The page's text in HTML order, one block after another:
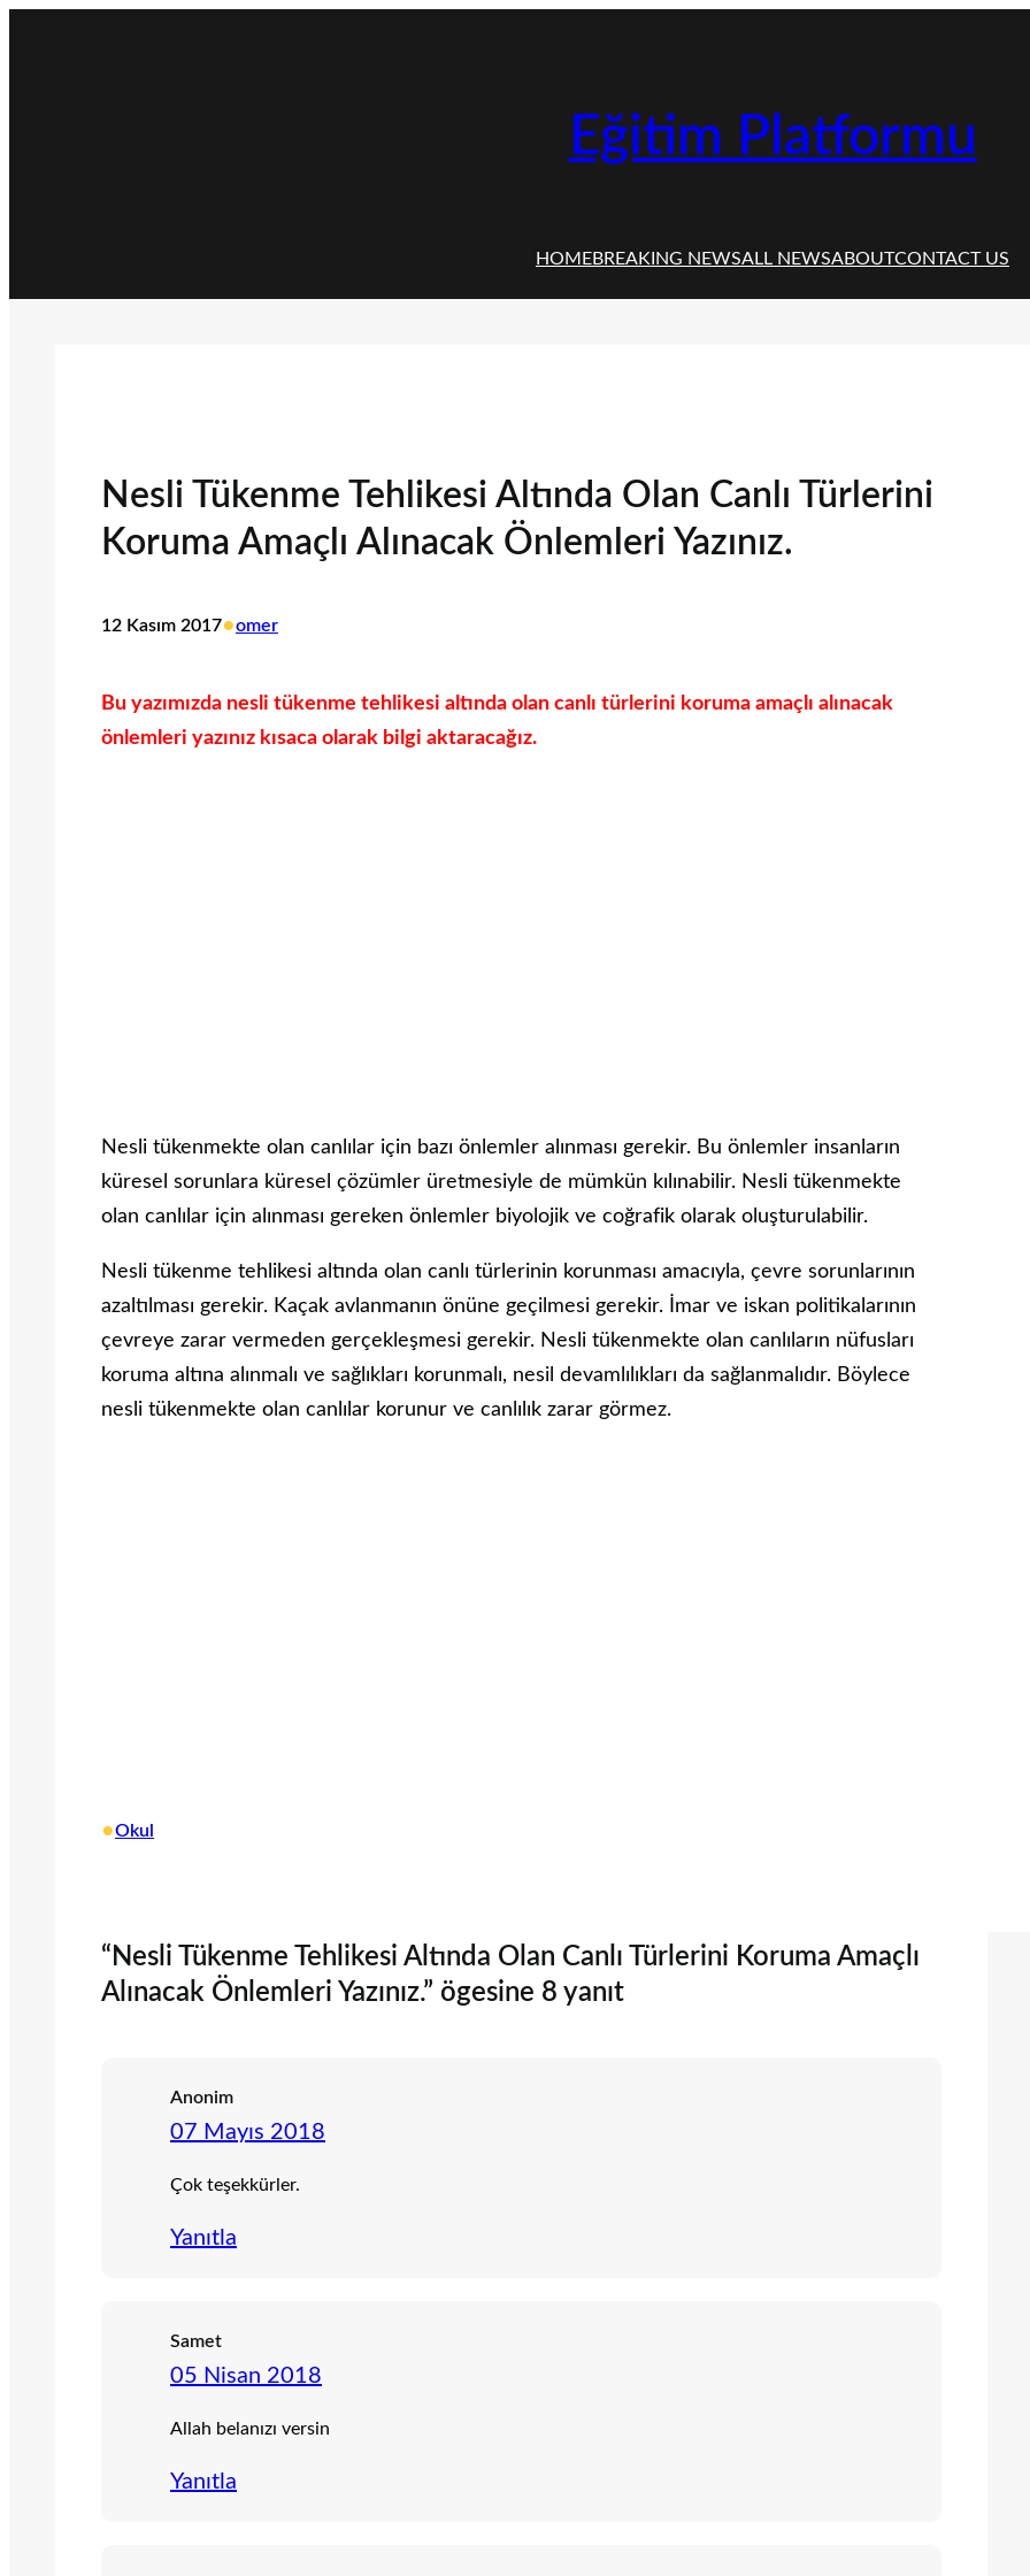
Eğitim Platformu
HOMEBREAKING NEWSALL NEWSABOUTCONTACT US
Nesli Tükenme Tehlikesi Altında Olan Canlı Türlerini
Koruma Amaçlı Alınacak Önlemleri Yazınız.
12 Kasım 2017•omer
Bu yazımızda nesli tükenme tehlikesi altında olan canlı türlerini koruma amaçlı alınacak
önlemleri yazınız kısaca olarak bilgi aktaracağız.
Nesli tükenmekte olan canlılar için bazı önlemler alınması gerekir. Bu önlemler insanların
küresel sorunlara küresel çözümler üretmesiyle de mümkün kılınabilir. Nesli tükenmekte
olan canlılar için alınması gereken önlemler biyolojik ve coğrafik olarak oluşturulabilir.
Nesli tükenme tehlikesi altında olan canlı türlerinin korunması amacıyla, çevre sorunlarının
azaltılması gerekir. Kaçak avlanmanın önüne geçilmesi gerekir. İmar ve iskan politikalarının
çevreye zarar vermeden gerçekleşmesi gerekir. Nesli tükenmekte olan canlıların nüfusları
koruma altına alınmalı ve sağlıkları korunmalı, nesil devamlılıkları da sağlanmalıdır. Böylece
nesli tükenmekte olan canlılar korunur ve canlılık zarar görmez.
•Okul
“Nesli Tükenme Tehlikesi Altında Olan Canlı Türlerini Koruma Amaçlı
Alınacak Önlemleri Yazınız.” ögesine 8 yanıt
Anonim
07 Mayıs 2018
Çok teşekkürler.
Yanıtla
Samet
05 Nisan 2018
Allah belanızı versin
Yanıtla